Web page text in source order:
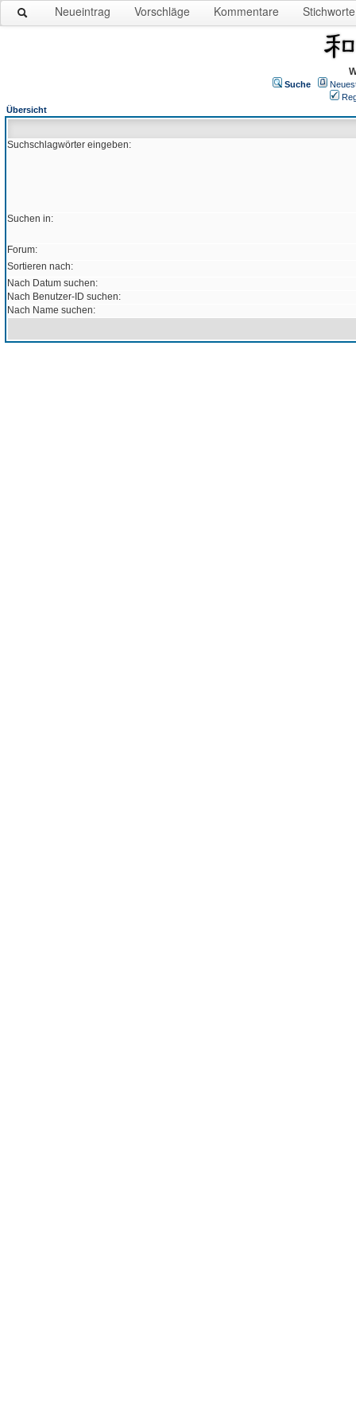
Neueintrag Vorschläge Kommentare Stichworte
Suche
Übersicht
Suchschlagwörter eingeben:
Suchen in:
Forum:
Sortieren nach:
Nach Datum suchen:
Nach Benutzer-ID suchen:
Nach Name suchen: